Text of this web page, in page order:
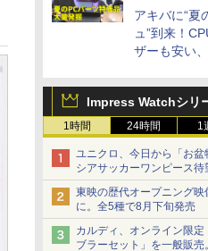
アキバに“夏
ュ”到来！
ザーも安い
Impress Watchシリ
1時間 24時間 1
ユニクロ、今日から「お
シアサッカーワンピース
ショーツは1990円に
東映の歴代オープニング映
に。全5種で8月下旬発売
カルディ、オンライン限
ブラーセット」を一般販